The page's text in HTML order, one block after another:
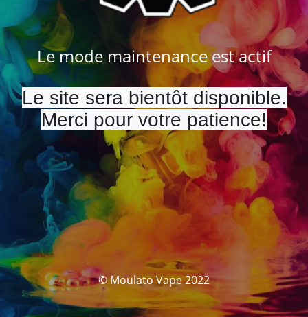
Le mode maintenance est actif
Le site sera bientôt disponible.
Merci pour votre patience!
© Moulato Vape 2022